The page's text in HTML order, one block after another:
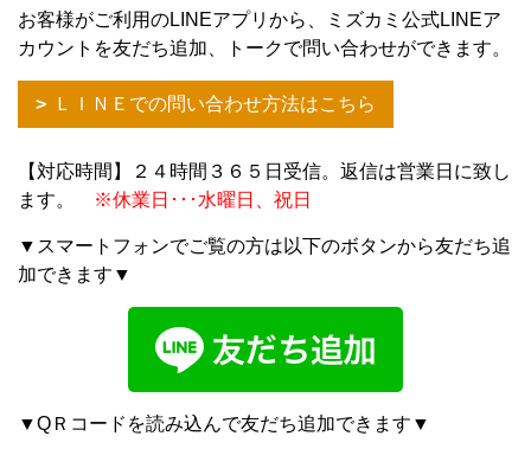
お客様がご利用のLINEアプリから、ミズカミ公式LINEア
カウントを友だち追加、トークで問い合わせができます。
ＬＩＮＥでの問い合わせ方法はこちら
【対応時間】２４時間３６５日受信。返信は営業日に致し
ます。
※休業日･･･水曜日、祝日
▼スマートフォンでご覧の方は以下のボタンから友だち追
加できます▼
▼QＲコードを読み込んで友だち追加できます▼